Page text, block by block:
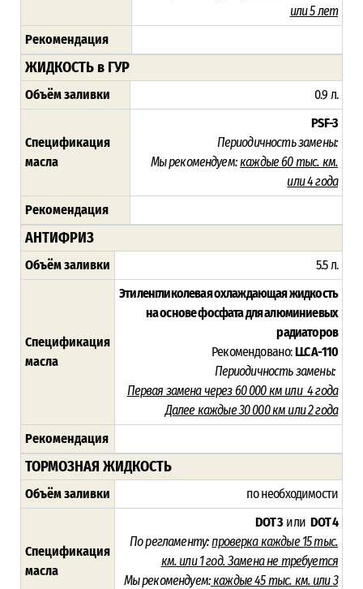
или 5 лет
Рекомендация
ЖИДКОСТЬ в ГУР
Объём заливки 0.9 л.
Спецификация
масла
PSF-3
Периодичность замены:
Мы рекомендуем: каждые 60 тыс. км.
или 4 года
Рекомендация
АНТИФРИЗ
Объём заливки 5.5 л.
Спецификация
масла
Этиленгликолевая охлаждающая жидкость
на основе фосфата для алюминиевых
радиаторов
Рекомендовано:LLC A-110
Периодичность замены:
Первая замена через 60 000 км или 4 года
Далее каждые 30 000 км или 2 года
Рекомендация
ТОРМОЗНАЯ ЖИДКОСТЬ
Объём заливки по необходимости
Спецификация
масла
DOT 3 илиDOT 4
По регламенту: проверка каждые 15 тыс.
км. или 1 год. Замена не требуется
Мы рекомендуем: каждые 45 тыс. км. или3